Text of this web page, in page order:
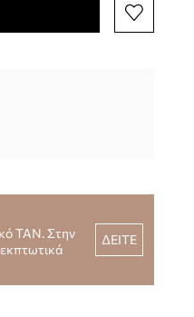
TAN. Στην
ΔΕΙΤΕ